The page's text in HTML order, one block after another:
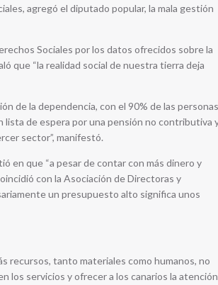
agregó el diputado popular, la mala gestión
Sociales por los datos ofrecidos sobre la
que “la realidad social de nuestra tierra deja
de la dependencia, con el 90% de las personas
de espera por una pensión no contributiva
sector”, manifestó.
en que “a pesar de contar con más dinero y
con la Asociación de Directoras y
un presupuesto alto significa unos
recursos, tanto materiales como humanos, no
los servicios y ofrecer a los canarios la atención